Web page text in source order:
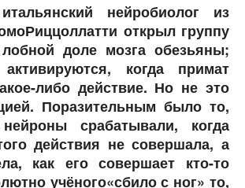
нейробиолог из
открыл группу
доле мозга обезьяны;
когда примат
либо действие. Но не это
Поразительным было то,
срабатывали, когда
действия не совершала, а
как его совершает кто-то
учёного«сбило с ног» то,